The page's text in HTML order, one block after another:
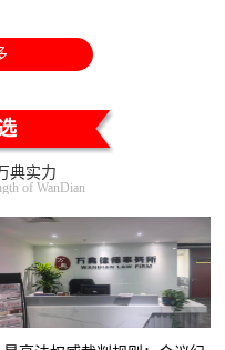
典实力
of WanDian